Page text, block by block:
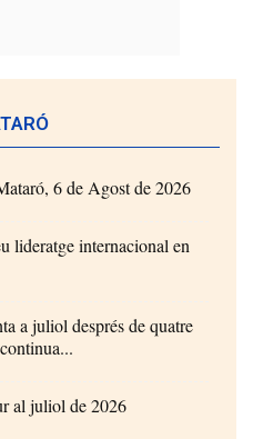
6 de Agost de 2026
lideratge internacional en
a juliol després de quatre
al juliol de 2026